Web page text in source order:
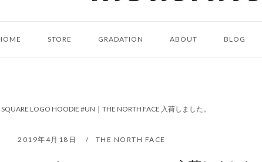
STORE GRADATION ABOUT BLOG
SQUARE LOGO HOODIE #UN｜THE NORTH FACE 入荷しました。
2019年4月18日 THE NORTH FACE